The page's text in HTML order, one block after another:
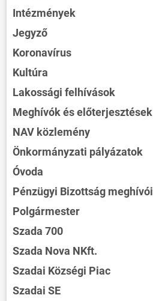
Intézmények
Jegyző
Koronavírus
Kultúra
Lakossági felhívások
Meghívók és előterjesztések
NAV közlemény
Önkormányzati pályázatok
Óvoda
Pénzügyi Bizottság meghívói
Polgármester
Szada 700
Szada Nova NKft.
Szadai Községi Piac
Szadai SE